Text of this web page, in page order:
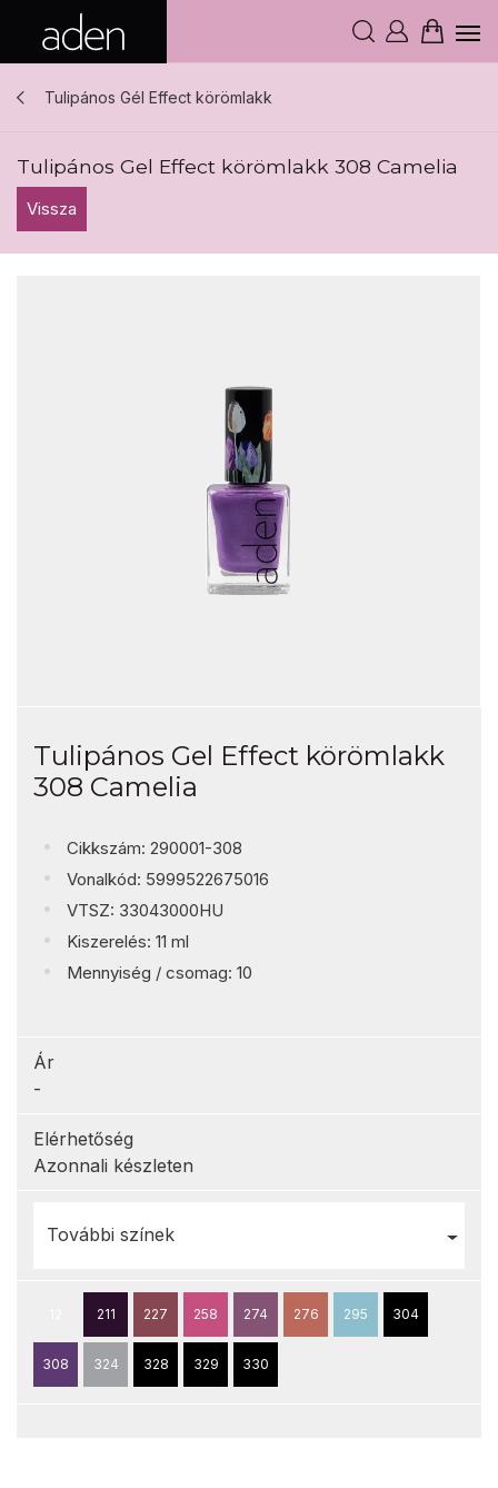
Tulipános Gél Effect körömlakk
Tulipános Gel Effect körömlakk 308 Camelia
Vissza
Tulipános Gel Effect körömlakk
308 Camelia
Cikkszám: 290001-308
Vonalkód: 5999522675016
VTSZ: 33043000HU
Kiszerelés: 11 ml
Mennyiség / csomag: 10
Ár
-
Elérhetőség
Azonnali készleten
További színek
211 227 258 274 276 295 304
308 324 328 329 330